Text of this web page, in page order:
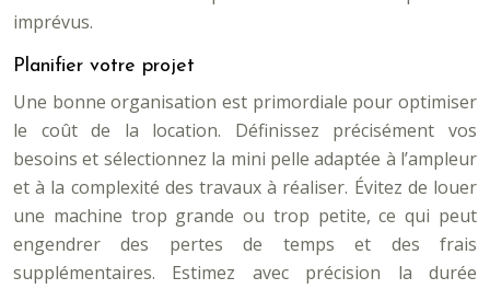
imprévus.
Planifier votre projet
Une bonne organisation est primordiale pour optimiser
le coût de la location. Définissez précisément vos
besoins et sélectionnez la mini pelle adaptée à l’ampleur
et à la complexité des travaux à réaliser. Évitez de louer
une machine trop grande ou trop petite, ce qui peut
engendrer des pertes de temps et des frais
supplémentaires. Estimez avec précision la durée